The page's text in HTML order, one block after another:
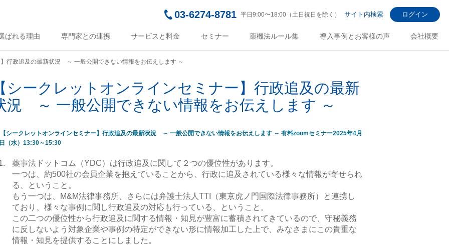
03-6274-8781 平日9:00〜18:00（土日祝日を除く） サイト内検索 ログイン
ばれる理由 専門家との連携 サービスと料金 セミナー 薬機法ルール集 導入事例とお客様の声 会社概要
行政追及の最新状況 ～ 一般公開できない情報をお伝えします ～
シークレットオンラインセミナー】行政追及の最新
況 ～ 一般公開できない情報をお伝えします ～
薬事法ドットコム（YDC）は行政追及に関して２つの優位性があります。
一つは、約500社の会員企業を抱えていることから、行政に追及されている様々な情報が寄せられ
る、ということ。
もう一つは、M&M法律事務所、さらには弁護士法人TTI（東京虎ノ門国際法律事務所）と連携し
ており、様々な事例に関し行政追及の対応も行っている、ということ。
この二つの優位性から行政追及に関する情報・知見が豊富に蓄積されてきているので、守秘義務
に反しないよう対象企業や事例の特定ができない形に情報加工した上で、みなさまにこの貴重な
情報・知見を提供することにしました。